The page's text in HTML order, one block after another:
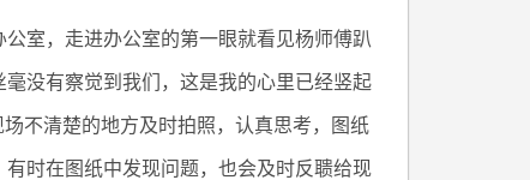
室，走进办公室的第一眼就看见杨师傅趴
没有察觉到我们，这是我的心里已经竖起
不清楚的地方及时拍照，认真思考，图纸
时在图纸中发现问题，也会及时反聩给现